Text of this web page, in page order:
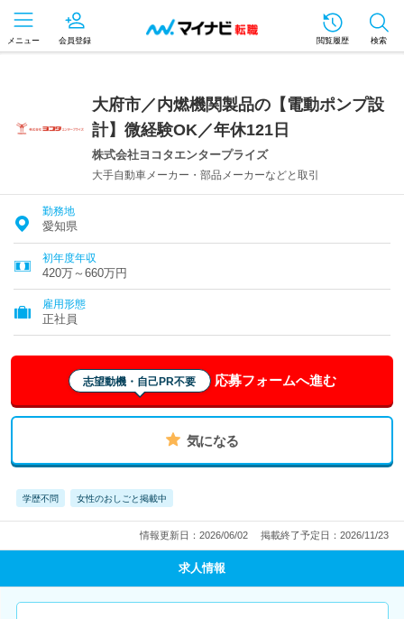
メニュー 会員登録 閲覧履歴 検索
大府市／内燃機関製品の【電動ポンプ設
計】微経験OK／年休121日
株式会社ヨコタエンタープライズ
大手自動車メーカー・部品メーカーなどと取引
勤務地
愛知県
初年度年収
420万～660万円
雇用形態
正社員
志望動機・自己PR不要 応募フォームへ進む
気になる
学歴不問 女性のおしごと掲載中
情報更新日：2026/06/02 掲載終了予定日：2026/11/23
求人情報